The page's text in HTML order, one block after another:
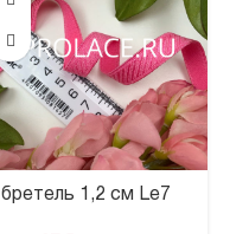
бретель 1,2 см Le7